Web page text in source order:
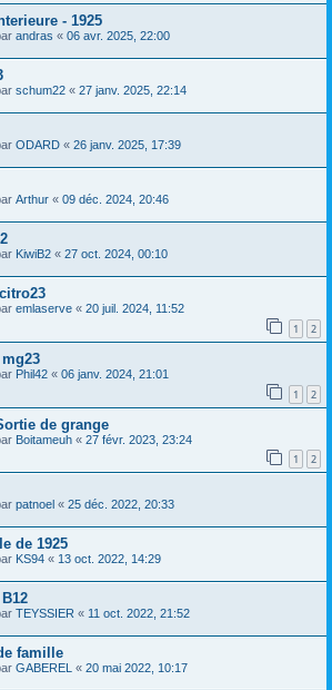
- 1925
andras « 06 avr. 2025, 22:00
schum22 « 27 janv. 2025, 22:14
ODARD « 26 janv. 2025, 17:39
Arthur « 09 déc. 2024, 20:46
KiwiB2 « 27 oct. 2024, 00:10
emlaserve « 20 juil. 2024, 11:52
1 2
Phil42 « 06 janv. 2024, 21:01
1 2
de grange
Boitameuh « 27 févr. 2023, 23:24
1 2
patnoel « 25 déc. 2022, 20:33
de 1925
KS94 « 13 oct. 2022, 14:29
TEYSSIER « 11 oct. 2022, 21:52
famille
GABEREL « 20 mai 2022, 10:17